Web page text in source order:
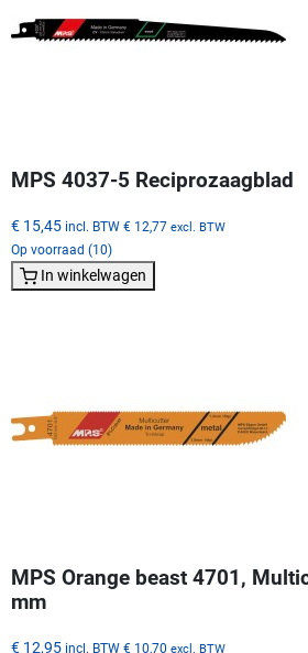
MPS 4037-5 Reciprozaagblad
€ 15,45 incl. BTW € 12,77 excl. BTW
Op voorraad (10)
In winkelwagen
MPS Orange beast 4701,
mm
€ 12,95 incl. BTW € 10,70 excl. BTW